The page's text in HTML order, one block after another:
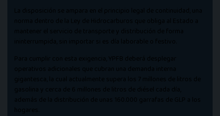
La disposición se ampara en el principio legal de continuidad, una
norma dentro de la Ley de Hidrocarburos que obliga al Estado a
mantener el servicio de transporte y distribución de forma
ininterrumpida, sin importar si es día laborable o festivo.
Para cumplir con esta exigencia, YPFB deberá desplegar
operativos adicionales que cubran una demanda interna
gigantesca, la cual actualmente supera los 7 millones de litros de
gasolina y cerca de 6 millones de litros de diésel cada día,
además de la distribución de unas 160.000 garrafas de GLP a los
hogares.